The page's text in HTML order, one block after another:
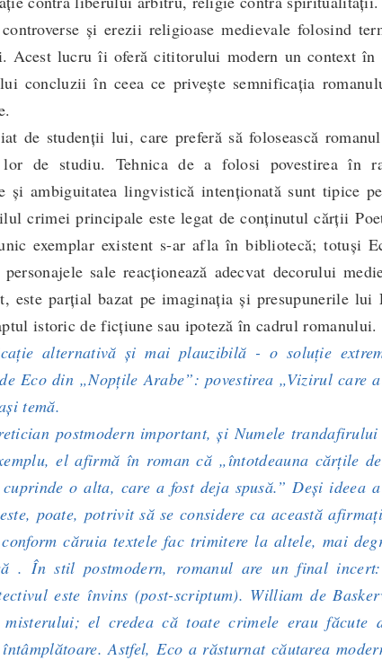
și erezii religioase medievale folosind
Acest lucru îi oferă cititorului modern un context în
concluzii în ceea ce privește semnificația
de studenții lui, care preferă să folosească
de studiu. Tehnica de a folosi povestirea în
ambiguitatea lingvistică intenționată sunt tipice
crimei principale este legat de conținutul cărții
exemplar existent s-ar afla în bibliotecă; totuși
sale reacționează adecvat decorului
este parțial bazat pe imaginația și presupunerile lui
istoric de ficțiune sau ipoteză în cadrul romanului.
alternativă și mai plauzibilă - o soluție
Eco din „Nopțile Arabe”: povestirea „Vizirul care
temă.
postmodern important, șiNumele trandafirului
el afirmă în roman că „întotdeauna cărțile
o alta, care a fost deja spusă.” Deși ideea
poate, potrivit să se considere ca această
căruia textele fac trimitere la altele, mai
. În stil postmodern, romanul are un final
este învins (post-scriptum). William de
misterului; el credea că toate crimele erau făcute
Astfel, Eco a răsturnat căutarea